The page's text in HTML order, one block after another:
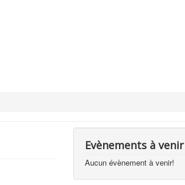
Evènements à venir
Aucun évènement à venir!